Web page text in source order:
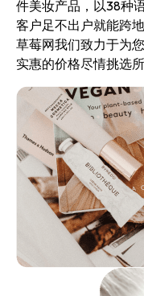
件美妆产品，以38种
客户足不出户就能跨
草莓网我们致力于为
实惠的价格尽情挑选